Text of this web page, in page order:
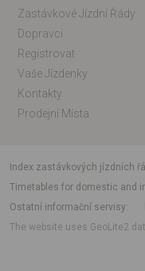
Zastávkové Jízdní Řády
Dopravci
Registrovat
Vaše Jízdenky
Kontakty
Prodejní Místa
index zastávkových jízdních
Timetables for domestic and
Ostatní informační servisy
The website uses GeoLite2